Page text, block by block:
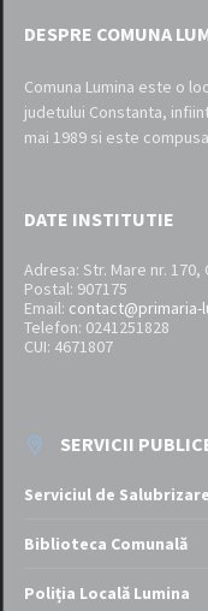
DESPRE COMUNA
Comuna Lumina este o
judetului Constanta,
mai 1989 si este
DATE INSTITUTIE
Adresa: Str. Mare nr.
Postal: 907175
Email: contact@primaria-
Telefon: 0241251828
CUI: 4671807
SERVICII
Serviciul de
Biblioteca Comunală
Poliția Locală Lumina